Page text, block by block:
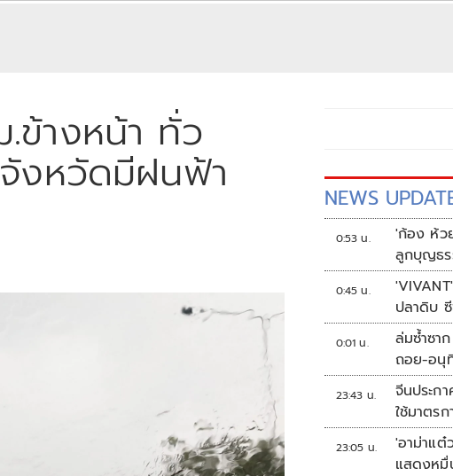
างหน้า ทั่ว
งหวัดมีฝนฟ้า NEWS
0:53 น.
'ก้อง ห้ว
ลูกบุญธร
0:45 น.
ปลาดิบ
0:01 น.
ล่มซ้ำซาก
ถอย-อนุ
23:43 น.
จีนประก
ใช้มาตร
23:05 น.
'อาม่าแต๋
แสดงหมื่